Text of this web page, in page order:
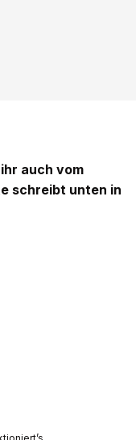
auch vom
schreibt unten in